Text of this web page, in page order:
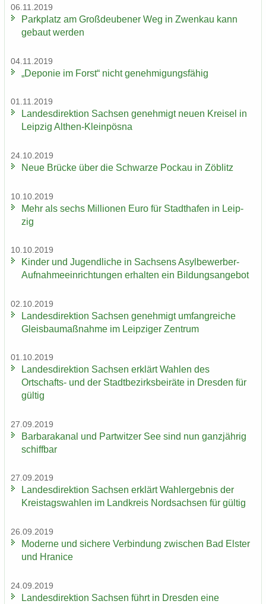
06.11.2019
Park­platz am Groß­deu­be­ner Weg in Zwenkau kann
ge­baut wer­den
04.11.2019
„De­po­nie im Forst“ nicht ge­neh­mi­gungs­fä­hig
01.11.2019
Lan­des­di­rek­ti­on Sach­sen ge­neh­migt neuen Krei­sel in
Leip­zig Althen-​Kleinpösna
24.10.2019
Neue Brü­cke über die Schwar­ze Po­ckau in Zö­blitz
10.10.2019
Mehr als sechs Mil­lio­nen Euro für Stadt­ha­fen in Leip­
zig
10.10.2019
Kin­der und Ju­gend­li­che in Sach­sens Asylbewerber-​
Aufnahmeeinrichtungen er­hal­ten ein Bil­dungs­an­ge­bot
02.10.2019
Lan­des­di­rek­ti­on Sach­sen ge­neh­migt um­fang­rei­che
Gleis­bau­maß­nah­me im Leip­zi­ger Zen­trum
01.10.2019
Lan­des­di­rek­ti­on Sach­sen er­klärt Wah­len des
Ortschafts-​ und der Stadt­be­zirks­bei­rä­te in Dres­den für
gül­tig
27.09.2019
Bar­ba­ra­ka­nal und Part­wit­zer See sind nun ganz­jäh­rig
schiff­bar
27.09.2019
Lan­des­di­rek­ti­on Sach­sen er­klärt Wahl­er­geb­nis der
Kreis­tags­wah­len im Land­kreis Nord­sach­sen für gül­tig
26.09.2019
Mo­der­ne und si­che­re Ver­bin­dung zwi­schen Bad Els­ter
und Hra­nice
24.09.2019
Lan­des­di­rek­ti­on Sach­sen führt in Dres­den eine